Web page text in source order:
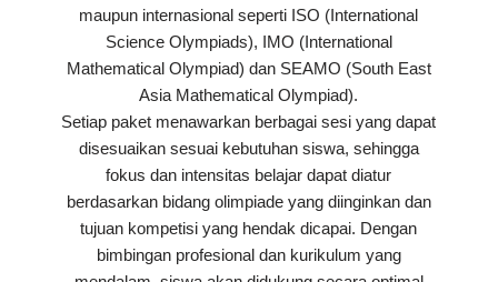
maupun internasional seperti ISO (International
Science Olympiads), IMO (International
Mathematical Olympiad) dan SEAMO (South East
Asia Mathematical Olympiad).
Setiap paket menawarkan berbagai sesi yang dapat
disesuaikan sesuai kebutuhan siswa, sehingga
fokus dan intensitas belajar dapat diatur
berdasarkan bidang olimpiade yang diinginkan dan
tujuan kompetisi yang hendak dicapai. Dengan
bimbingan profesional dan kurikulum yang